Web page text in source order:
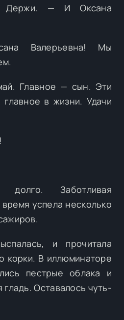
Держи. — И Оксана
Валерьевна! Мы
Главное — сын. Эти
в жизни. Удачи
Заботливая
успела несколько
и прочитала
корки. В иллюминаторе
пестрые облака и
Оставалось чуть-